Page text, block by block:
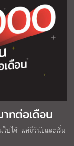
ทต่อเดือน
ปได้” แค่มีวินัยและเริ่ม